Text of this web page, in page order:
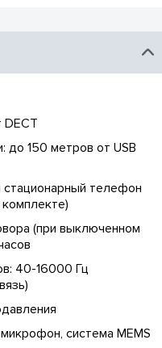
до 150 метров от USB
телефон
(при выключенном
40-16000 Гц
система MEMS